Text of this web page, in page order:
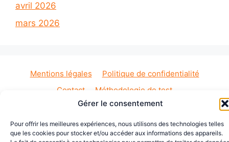
Gérer le consentement
Pour offrir les meilleures expériences, nous utilisons des technologies telles
que les cookies pour stocker et/ou accéder aux informations des appareils.
avril 2026
mars 2026
Mentions légales
Politique de confidentialité
Contact
Méthodologie de test
Sécurité : Ondes & Piratage
Sélecteur babyphone
© 2026 Babyphone Vidéo — Comparateur
indépendant